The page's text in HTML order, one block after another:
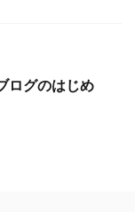
ログのはじめ